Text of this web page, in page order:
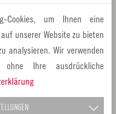
ist in der Edith
für Bildhauerei (Freiburg) im
„Feuer-Wasser-Luft-
Steinhauen im Steinbruch
gibt sie in zweiwöchigen
ihr Wissen an Studierende
Cookies, um Ihnen eine
unserer Website zu bieten
analysieren. Wir verwenden
ohne Ihre ausdrückliche